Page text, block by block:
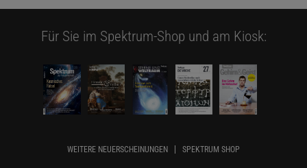
Für Sie im Spektrum-Shop und am Kiosk:
WEITERE NEUERSCHEINUNGEN SPEKTRUM SHOP